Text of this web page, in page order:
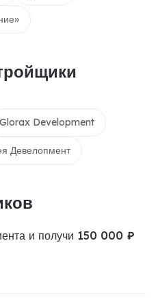
Glorax Development
Девелопмент
и получи 150 000 ₽